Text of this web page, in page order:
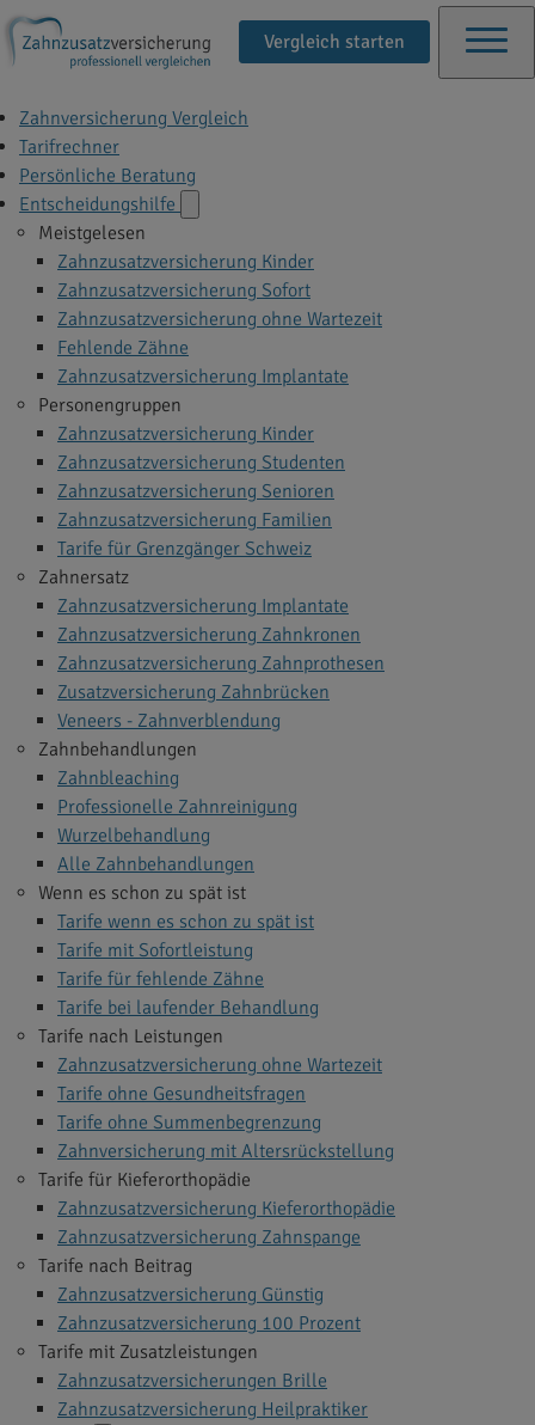
Vergleich starten
Zahnversicherung Vergleich
Tarifrechner
Persönliche Beratung
Entscheidungshilfe
Meistgelesen
Zahnzusatzversicherung Kinder
Zahnzusatzversicherung Sofort
Zahnzusatzversicherung ohne Wartezeit
Fehlende Zähne
Zahnzusatzversicherung Implantate
Personengruppen
Zahnzusatzversicherung Kinder
Zahnzusatzversicherung Studenten
Zahnzusatzversicherung Senioren
Zahnzusatzversicherung Familien
Tarife für Grenzgänger Schweiz
Zahnersatz
Zahnzusatzversicherung Implantate
Zahnzusatzversicherung Zahnkronen
Zahnzusatzversicherung Zahnprothesen
Zusatzversicherung Zahnbrücken
Veneers - Zahnverblendung
Zahnbehandlungen
Zahnbleaching
Professionelle Zahnreinigung
Wurzelbehandlung
Alle Zahnbehandlungen
Wenn es schon zu spät ist
Tarife wenn es schon zu spät ist
Tarife mit Sofortleistung
Tarife für fehlende Zähne
Tarife bei laufender Behandlung
Tarife nach Leistungen
Zahnzusatzversicherung ohne Wartezeit
Tarife ohne Gesundheitsfragen
Tarife ohne Summenbegrenzung
Zahnversicherung mit Altersrückstellung
Tarife für Kieferorthopädie
Zahnzusatzversicherung Kieferorthopädie
Zahnzusatzversicherung Zahnspange
Tarife nach Beitrag
Zahnzusatzversicherung Günstig
Zahnzusatzversicherung 100 Prozent
Tarife mit Zusatzleistungen
Zahnzusatzversicherungen Brille
Zahnzusatzversicherung Heilpraktiker